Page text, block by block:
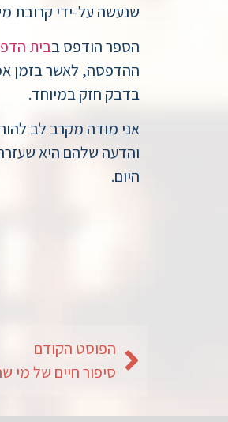
שנעשה על-ידי קרובת
הספר הודפס בבית
ההדפסה, לאשר בזמן
בדבק חזק במיוחד.
אני מודה מקרב לב
והדעה שלהם היא
היום.
הפוסט הקודם
סיפור חיים של מי